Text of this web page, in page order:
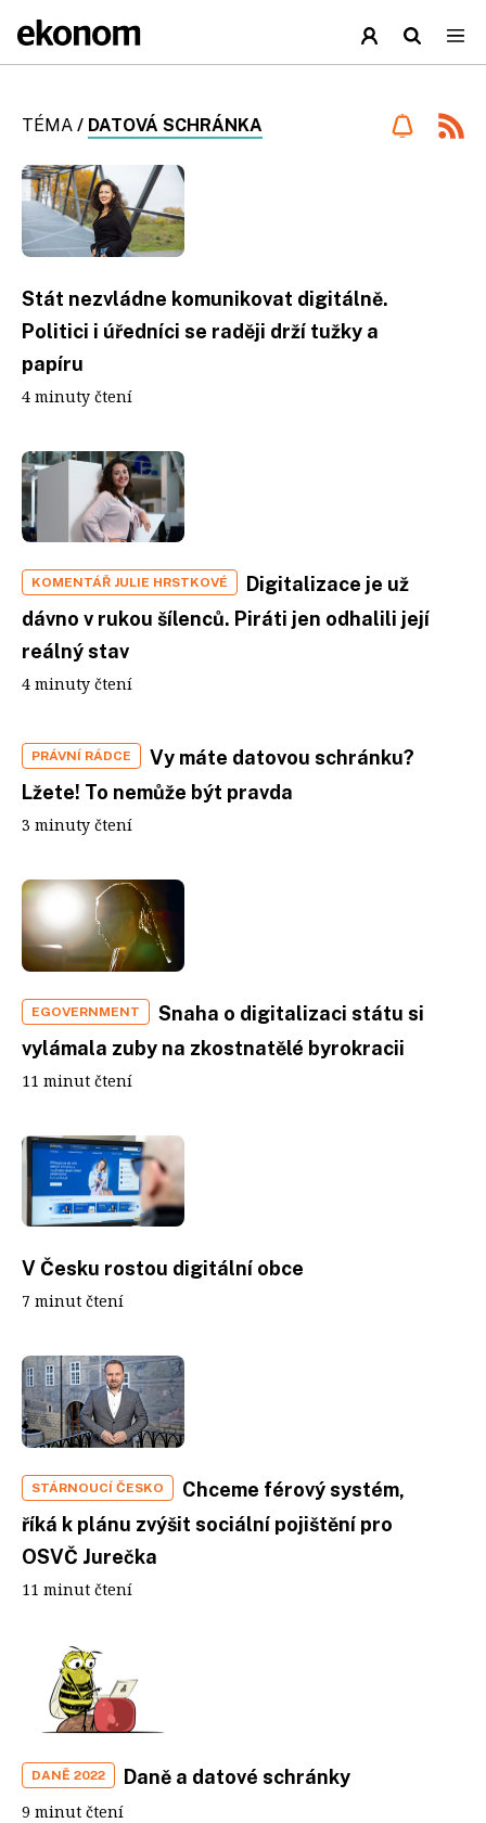
TÉMA / DATOVÁ SCHRÁNKA
Stát nezvládne komunikovat digitálně.
Politici i úředníci se raději drží tužky a
papíru
4 minuty čtení
KOMENTÁŘ JULIE HRSTKOVÉ
Digitalizace je už
dávno v rukou šílenců. Piráti jen odhalili její
reálný stav
4 minuty čtení
PRÁVNÍ RÁDCE
Vy máte datovou schránku?
Lžete! To nemůže být pravda
3 minuty čtení
EGOVERNMENT
Snaha o digitalizaci státu si
vylámala zuby na zkostnatělé byrokracii
11 minut čtení
V Česku rostou digitální obce
7 minut čtení
STÁRNOUCÍ ČESKO
Chceme férový systém,
říká k plánu zvýšit sociální pojištění pro
OSVČ Jurečka
11 minut čtení
DANĚ 2022 Daně a datové schránky
9 minut čtení